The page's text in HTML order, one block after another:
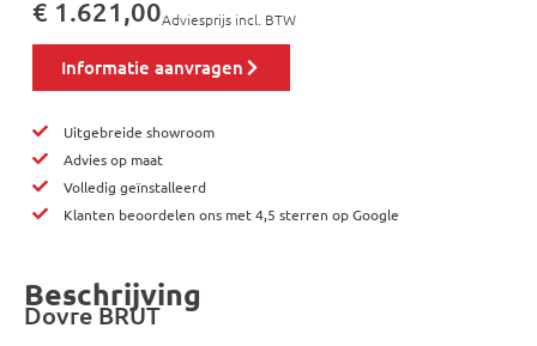
€ 1.621,00Adviesprijs incl. BTW
Informatie aanvragen
Uitgebreide showroom
Advies op maat
Volledig geïnstalleerd
Klanten beoordelen ons met 4,5 sterren op Google
Beschrijving
Dovre BRUT